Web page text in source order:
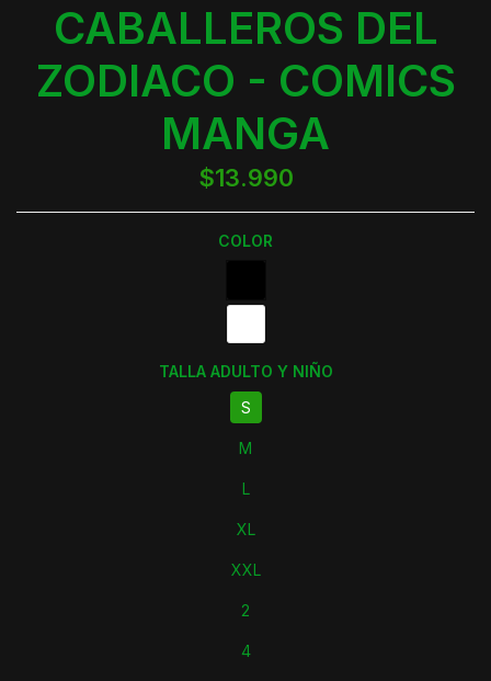
CABALLEROS DEL
ZODIACO - COMICS
MANGA
$13.990
COLOR
TALLA ADULTO Y NIÑO
S
M
L
XL
XXL
2
4